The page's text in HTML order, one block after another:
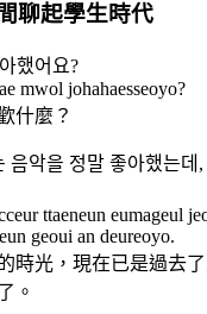
聊起學生時代
했어요?
johahaesseoyo?
麼？
음악을 정말 좋아했는데
ttaeneun eumageul
geoui an deureoyo.
光，現在已是過去了
。